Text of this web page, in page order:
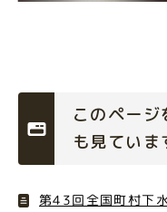
このペー
も見ていま
第43回全国町村下